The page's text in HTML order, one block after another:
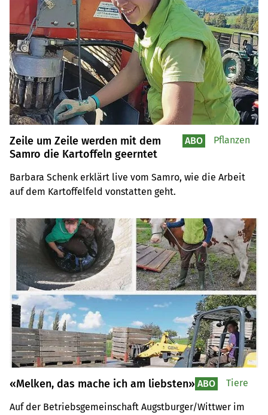
Zeile um Zeile werden mit dem
Samro die Kartoffeln geerntet
Barbara Schenk erklärt live vom Samro, wie die Arbeit
auf dem Kartoffelfeld vonstatten geht.
ABO Pflanzen
«Melken, das mache ich am liebsten»
Auf der Betriebsgemeinschaft Augstburger/Wittwer im
ABO Tiere